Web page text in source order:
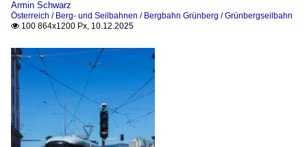
Armin Schwarz
Österreich / Berg- und Seilbahnen / Bergbahn Grünberg / Grünbergseilbahn
 100 864x1200 Px, 10.12.2025